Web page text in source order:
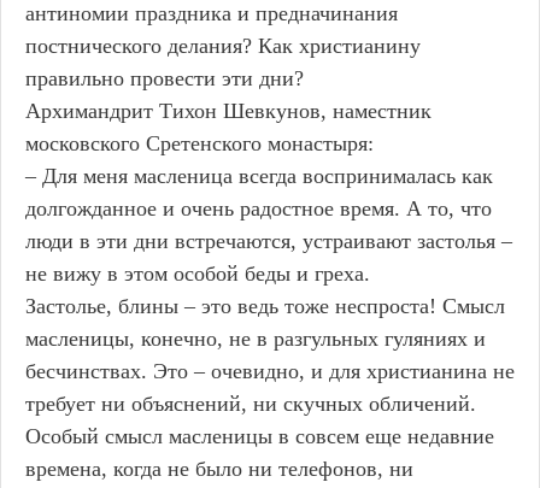
антиномии праздника и предначинания
постнического делания? Как христианину
правильно провести эти дни?
Архимандрит Тихон Шевкунов, наместник
московского Сретенского монастыря:
– Для меня масленица всегда воспринималась как
долгожданное и очень радостное время. А то, что
люди в эти дни встречаются, устраивают застолья –
не вижу в этом особой беды и греха.
Застолье, блины – это ведь тоже неспроста! Смысл
масленицы, конечно, не в разгульных гуляниях и
бесчинствах. Это – очевидно, и для христианина не
требует ни объяснений, ни скучных обличений.
Особый смысл масленицы в совсем еще недавние
времена, когда не было ни телефонов, ни